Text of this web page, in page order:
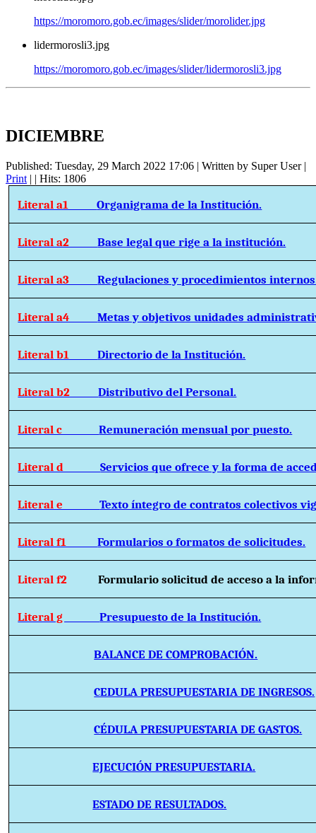
https://moromoro.gob.ec/images/slider/morolider.jpg
lidermorosli3.jpg
https://moromoro.gob.ec/images/slider/lidermorosli3.jpg
DICIEMBRE
Published: Tuesday, 29 March 2022 17:06 | Written by Super User|
Print | | Hits: 1806
Literal a1Organigrama de la Institución.
Literal a2Base legal que rige a la institución.
Literal a3Regulaciones y procedimientos
Literal a4Metas y objetivos unidades
Literal b1Directorio de la Institución.
Literal b2Distributivo del Personal.
Literal cRemuneración mensual por puesto.
Literal dServicios que ofrece y la forma de
Literal eTexto íntegro de contratos colectivos
Literal f1Formularios o formatos de solicitudes.
Literal f2Formulario solicitud de acceso a la
Literal gPresupuesto de la Institución.
BALANCE DE COMPROBACIÓN.
CEDULA PRESUPUESTARIA DE INGRESOS.
CÉDULA PRESUPUESTARIA DE GASTOS.
EJECUCIÓN PRESUPUESTARIA.
ESTADO DE RESULTADOS.